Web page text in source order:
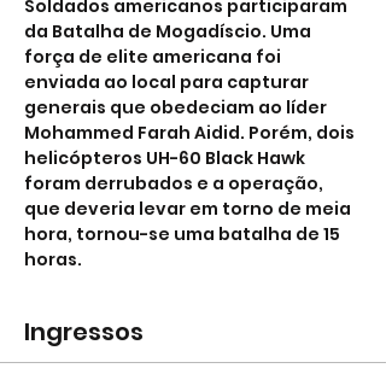
Soldados americanos participaram
da Batalha de Mogadíscio. Uma
força de elite americana foi
enviada ao local para capturar
generais que obedeciam ao líder
Mohammed Farah Aidid. Porém, dois
helicópteros UH-60 Black Hawk
foram derrubados e a operação,
que deveria levar em torno de meia
hora, tornou-se uma batalha de 15
horas.
Ingressos